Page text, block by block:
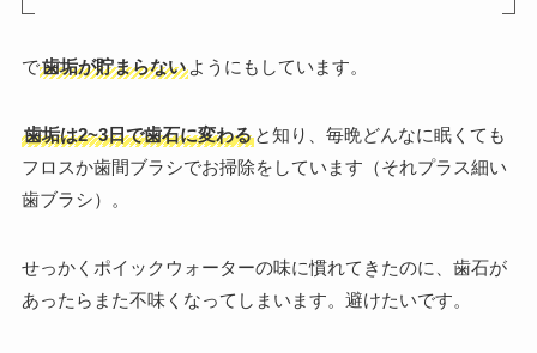
で歯垢が貯まらないようにもしています。
歯垢は2~3日で歯石に変わると知り、毎晩どんなに眠くても
フロスか歯間ブラシでお掃除をしています（それプラス細い
歯ブラシ）。
せっかくポイックウォーターの味に慣れてきたのに、歯石が
あったらまた不味くなってしまいます。避けたいです。